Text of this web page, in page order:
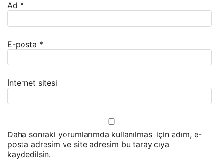
Ad *
E-posta *
İnternet sitesi
Daha sonraki yorumlarımda kullanılması için adım, e-
posta adresim ve site adresim bu tarayıcıya
kaydedilsin.